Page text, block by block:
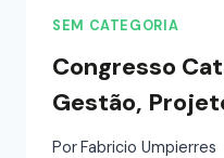
SEM CATEGORIA
Congresso
Gestão,
PorFabricio Umpierres